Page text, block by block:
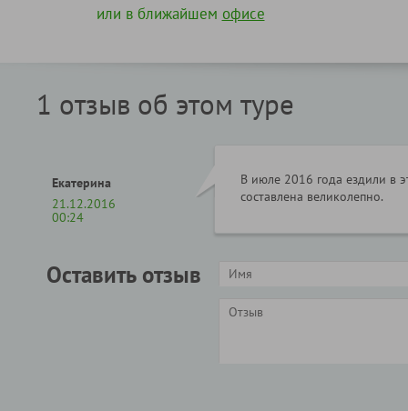
или в ближайшем офисе
1 отзыв об этом туре
Екатерина
21.12.2016
00:24
В июле 2016 года ездили в
составлена великолепно.
Оставить отзыв